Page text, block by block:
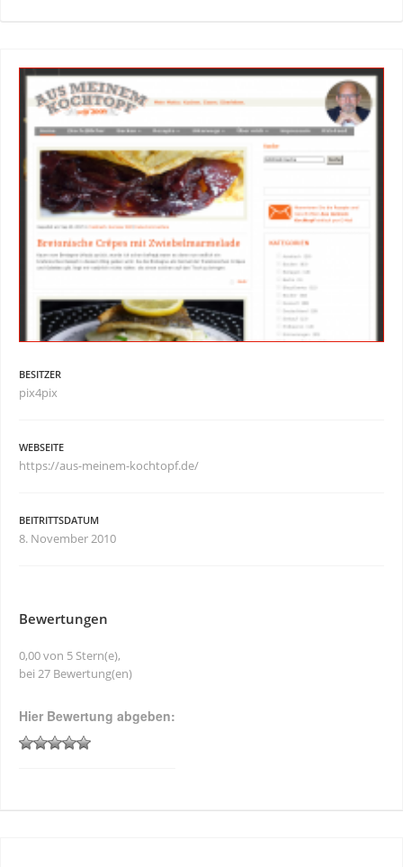
BESITZER
pix4pix
WEBSEITE
https://aus-meinem-kochtopf.de/
BEITRITTSDATUM
8. November 2010
Bewertungen
0,00 von 5 Stern(e),
bei 27 Bewertung(en)
Hier Bewertung abgeben: